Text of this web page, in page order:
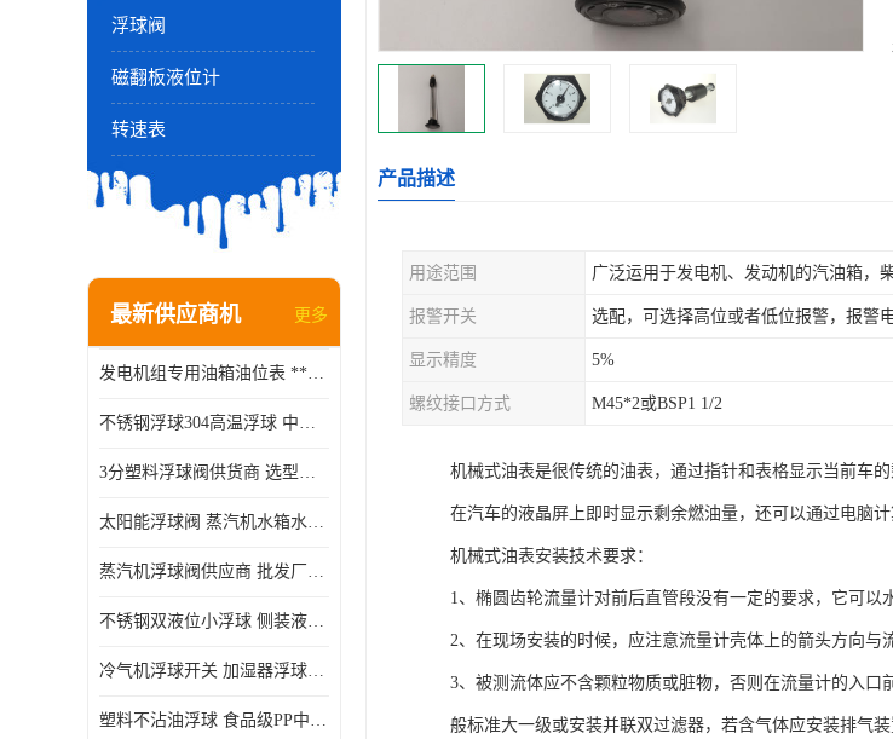
浮球阀
磁翻板液位计
转速表
最新供应商机 更多
发电机组专用油箱油位表 **指针式机械式油表
不锈钢浮球304高温浮球 中空磁性浮球 规格齐全
3分塑料浮球阀供货商 选型说明
太阳能浮球阀 蒸汽机水箱水位控制阀 规格齐全
蒸汽机浮球阀供应商 批发厂家 支持定制
不锈钢双液位小浮球 侧装液位开关 金属304/316材质
冷气机浮球开关 加湿器浮球磁环 闪电发货
塑料不沾油浮球 食品级PP中空浮球302514
产品描述
用途范围
报警开关
显示精度 5%
螺纹接口方式 M45*2或BSP1 1/2
机械式油表是很传统的油表，通过指针和表格显示当前车
在汽车的液晶屏上即时显示剩余燃油量，还可以通过电脑
机械式油表安装技术要求：
1、椭圆齿轮流量计对前后直管段没有一定的要求，它可以
2、在现场安装的时候，应注意流量计壳体上的箭头方向与
3、被测流体应不含颗粒物质或脏物，否则在流量计的入
般标准大一级或安装并联双过滤器，若含气体应安装排气装